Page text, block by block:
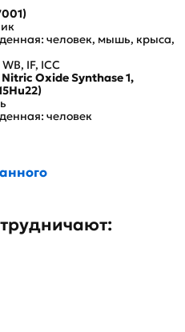
человек, мышь, крыса,
IF, ICC
Oxide Synthase 1,
человек